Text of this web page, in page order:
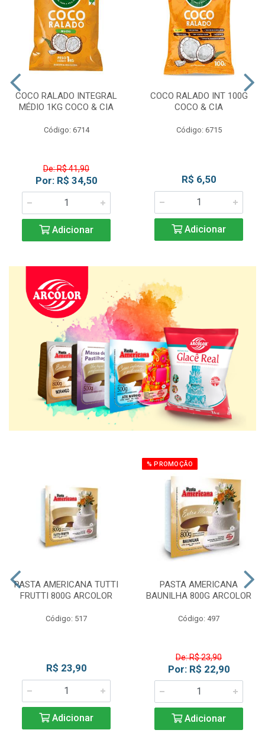
COCO RALADO INTEGRAL
MÉDIO 1KG COCO & CIA
Código: 6714
De: R$ 41,90
Por: R$ 34,50
Adicionar
COCO RALADO INT 100G
COCO & CIA
Código: 6715
R$ 6,50
Adicionar
PASTA AMERICANA TUTTI
FRUTTI 800G ARCOLOR
Código: 517
R$ 23,90
Adicionar
% PROMOÇÃO
PASTA AMERICANA
BAUNILHA 800G ARCOLOR
Código: 497
De: R$ 23,90
Por: R$ 22,90
Adicionar